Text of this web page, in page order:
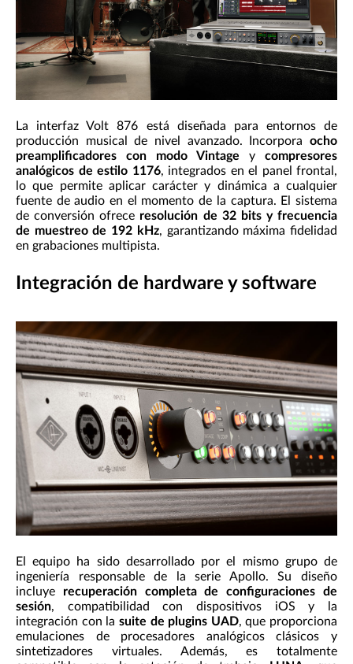
La interfaz Volt 876 está diseñada para entornos de
producción musical de nivel avanzado. Incorpora ocho
preamplificadores con modo Vintage y compresores
analógicos de estilo 1176, integrados en el panel frontal,
lo que permite aplicar carácter y dinámica a cualquier
fuente de audio en el momento de la captura. El sistema
de conversión ofrece resolución de 32 bits y frecuencia
de muestreo de 192 kHz, garantizando máxima fidelidad
en grabaciones multipista.
Integración de hardware y software
El equipo ha sido desarrollado por el mismo grupo de
ingeniería responsable de la serie Apollo. Su diseño
incluye recuperación completa de configuraciones de
sesión, compatibilidad con dispositivos iOS y la
integración con la suite de plugins UAD, que proporciona
emulaciones de procesadores analógicos clásicos y
sintetizadores virtuales. Además, es totalmente